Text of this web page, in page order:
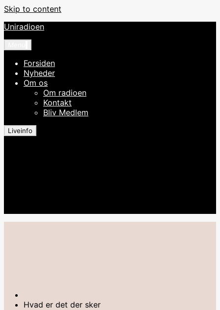
Skip to content
Uniradioen
Forsiden
Nyheder
Om os
Om radioen
Kontakt
Bliv Medlem
Liveinfo
Hvad er det der sker